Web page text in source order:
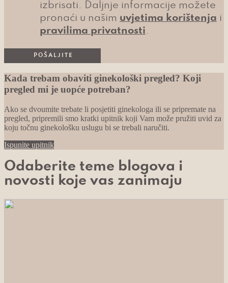
izbrisati. Daljnje informacije možete
pronaći u našim uvjetima korištenja i
pravilima privatnosti.
Kada trebam obaviti ginekološki pregled? Koji
pregled mi je uopće potreban?
Ako se dvoumite trebate li posjetiti ginekologa ili se pripremate na
pregled, pripremili smo kratki upitnik koji Vam može pružiti uvid za
koju točnu ginekološku uslugu bi se trebali naručiti.
Ispunite upitnik
Odaberite teme blogova i
novosti koje vas zanimaju